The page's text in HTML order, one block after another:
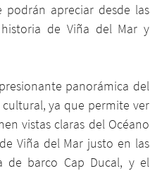
apreciar desde las
de Viña del Mar y
panorámica del
ya que permite ver
vistas claras del Océano
Viña del Mar justo en las
de barco Cap Ducal, y el